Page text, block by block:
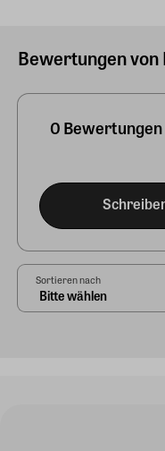
Bewertungen von
0 Bewertungen
Sortieren nach